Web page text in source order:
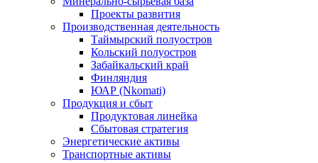
Проекты развития
Производственная деятельность
Таймырский полуостров
Кольский полуостров
Забайкальский край
Финляндия
ЮАР (Nkomati)
Продукция и сбыт
Продуктовая линейка
Сбытовая стратегия
Энергетические активы
Транспортные активы